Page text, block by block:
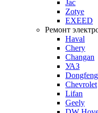
Jac
Zotye
EXEED
Ремонт
Haval
Chery
Changan
УАЗ
Dongfeng
Chevrolet
Lifan
Geely